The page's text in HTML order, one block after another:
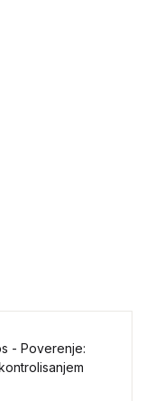
- Poverenje: